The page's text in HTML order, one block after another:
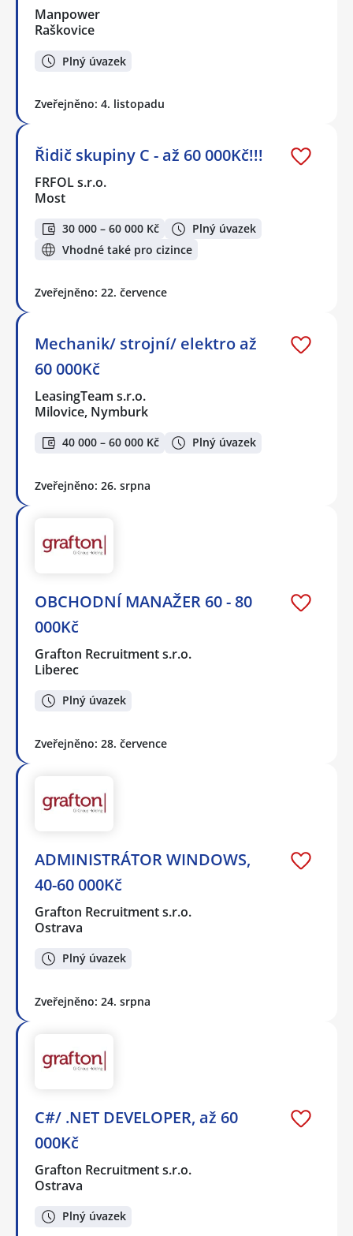
Manpower
Raškovice
Plný úvazek
Zveřejněno: 4. listopadu
Řidič skupiny C - až 60 000Kč!!!
FRFOL s.r.o.
Most
30 000 – 60 000 Kč
Plný úvazek
Vhodné také pro cizince
Zveřejněno: 22. července
Mechanik/ strojní/ elektro až
60 000Kč
LeasingTeam s.r.o.
Milovice, Nymburk
40 000 – 60 000 Kč Plný úvazek
Zveřejněno: 26. srpna
OBCHODNÍ MANAŽER 60 - 80
000Kč
Grafton Recruitment s.r.o.
Liberec
Plný úvazek
Zveřejněno: 28. července
ADMINISTRÁTOR WINDOWS,
40-60 000Kč
Grafton Recruitment s.r.o.
Ostrava
Plný úvazek
Zveřejněno: 24. srpna
C#/ .NET DEVELOPER, až 60
000Kč
Grafton Recruitment s.r.o.
Ostrava
Plný úvazek